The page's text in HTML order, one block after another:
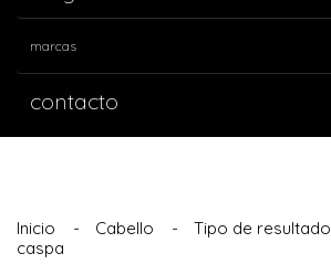
marcas
contacto
Inicio - Cabello - Tipo de resultado
caspa